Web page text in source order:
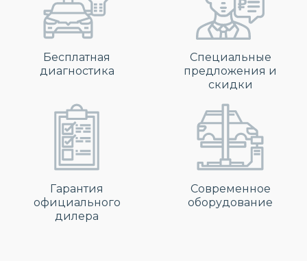
Бесплатная
диагностика
Специальные
предложения и
скидки
Гарантия
официального
дилера
Современное
оборудование